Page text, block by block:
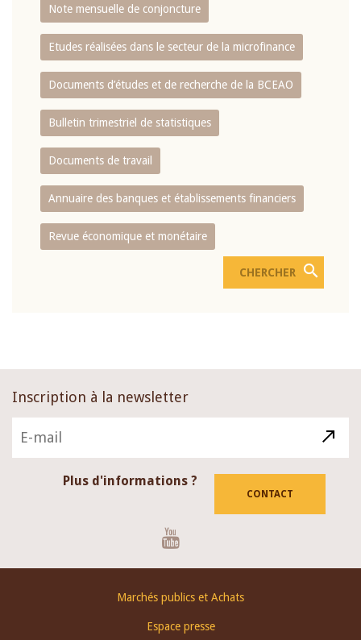
Note mensuelle de conjoncture
Etudes réalisées dans le secteur de la microfinance
Documents d’études et de recherche de la BCEAO
Bulletin trimestriel de statistiques
Documents de travail
Annuaire des banques et établissements financiers
Revue économique et monétaire
Inscription à la newsletter
Plus d'informations ?
CONTACT
Marchés publics et Achats
Espace presse